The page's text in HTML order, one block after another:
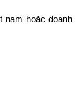
hoặc doanh